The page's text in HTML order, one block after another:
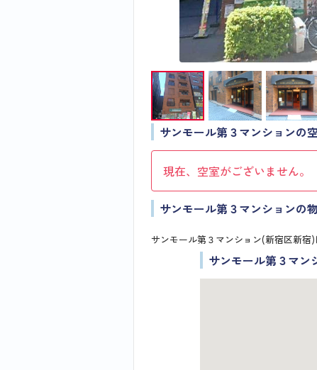
サンモール第３マンションの
現在、空室がございません。
サンモール第３マンションの
サンモール第３マンション(新宿区新宿
サンモール第３マン